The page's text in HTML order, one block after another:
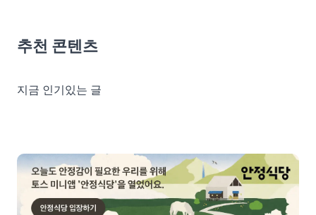
추천 콘텐츠
지금 인기있는 글